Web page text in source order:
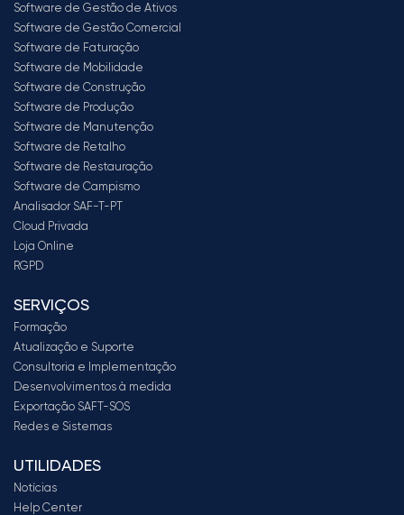
Software de Gestão de Ativos
Software de Gestão Comercial
Software de Faturação
Software de Mobilidade
Software de Construção
Software de Produção
Software de Manutenção
Software de Retalho
Software de Restauração
Software de Campismo
Analisador SAF-T-PT
Cloud Privada
Loja Online
RGPD
SERVIÇOS
Formação
Atualização e Suporte
Consultoria e Implementação
Desenvolvimentos à medida
Exportação SAFT-SOS
Redes e Sistemas
UTILIDADES
Notícias
Help Center